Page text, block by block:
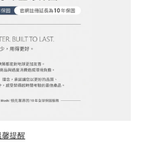
馨提醒